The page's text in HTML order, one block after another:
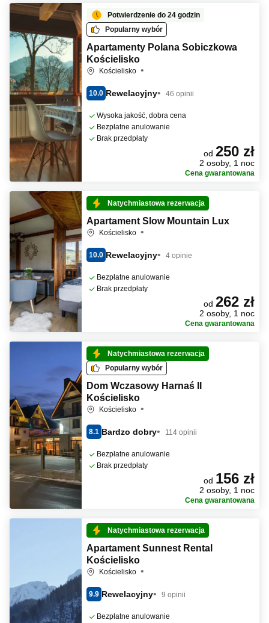
Potwierdzenie do 24 godzin
Popularny wybór
Apartamenty Polana Sobiczkowa
Kościelisko
Kościelisko
10.0 Rewelacyjny 46 opinii
Wysoka jakość, dobra cena
Bezpłatne anulowanie
Brak przedpłaty
od 250 zł
2 osoby, 1 noc
Cena gwarantowana
Natychmiastowa rezerwacja
Apartament Slow Mountain Lux
Kościelisko
10.0 Rewelacyjny 4 opinie
Bezpłatne anulowanie
Brak przedpłaty
od 262 zł
2 osoby, 1 noc
Cena gwarantowana
Natychmiastowa rezerwacja
Popularny wybór
Dom Wczasowy Harnaś II
Kościelisko
Kościelisko
8.1 Bardzo dobry 114 opinii
Bezpłatne anulowanie
Brak przedpłaty
od 156 zł
2 osoby, 1 noc
Cena gwarantowana
Natychmiastowa rezerwacja
Apartament Sunnest Rental
Kościelisko
Kościelisko
9.9 Rewelacyjny 9 opinii
Bezpłatne anulowanie